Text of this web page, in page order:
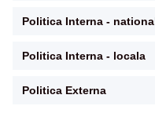
Politica Interna -
Politica Interna - locala
Politica Externa